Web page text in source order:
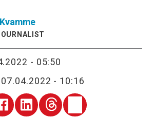
Kvamme
- 05:50
07.04.2022 - 10:16